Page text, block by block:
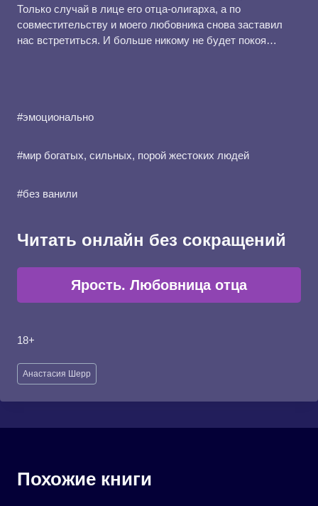
Только случай в лице его отца-олигарха, а по
совместительству и моего любовника снова заставил
нас встретиться. И больше никому не будет покоя…
#эмоционально
#мир богатых, сильных, порой жестоких людей
#без ванили
Читать онлайн без сокращений
Ярость. Любовница отца
18+
Метки
записи:
Анастасия Шерр
Похожие книги